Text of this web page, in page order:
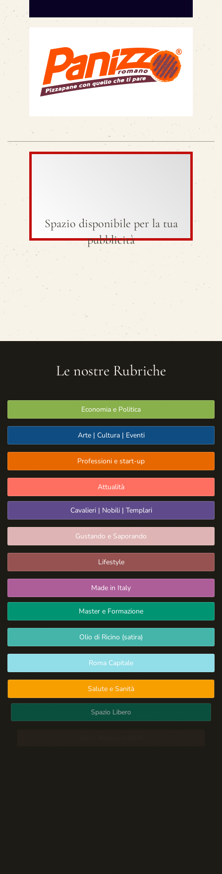
Spazio disponibile per la tua
pubblicità
Le nostre Rubriche
Economia e Politica
Arte | Cultura | Eventi
Professioni e start-up
Attualità
Cavalieri | Nobili | Templari
Gustando e Saporando
Lifestyle
Made in Italy
Master e Formazione
Olio di Ricino (satira)
Roma Capitale
Salute e Sanità
Spazio Libero